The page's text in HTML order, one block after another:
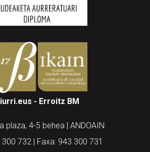
- Erroitz BM
plaza, 4-5 behea | ANDOAIN
300 732 | Faxa: 943 300 731